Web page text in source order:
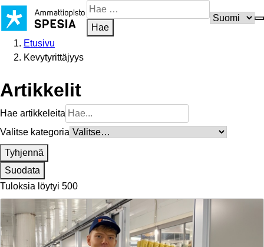
Siirry
sisältöön
Hae
sivustosta
Hae
Etusivu
Kevytyrittäjyys
Artikkelit
Hae artikkeleita
Valitse kategoria
Tyhjennä
Suodata
Tuloksia löytyi 500